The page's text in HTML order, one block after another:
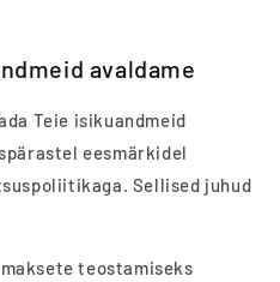
avaldame
Teie isikuandmeid
eesmärkidel
Sellised juhud
teostamiseks